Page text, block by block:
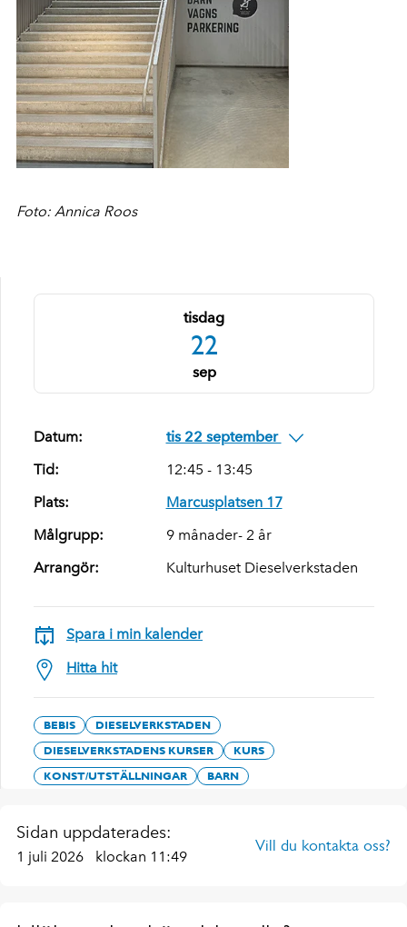
tisdag
22
sep
Datum:
tis 22 september
Tid:
12:45 - 13:45
Plats:
Marcusplatsen 17
Målgrupp:
9 månader- 2 år
Arrangör:
Kulturhuset Dieselverkstaden
Spara i min kalender
Hitta hit
BEBIS
DIESELVERKSTADEN
DIESELVERKSTADENS KURSER
KURS
KONST/UTSTÄLLNINGAR
BARN
Foto: Annica Roos
Sidan uppdaterades:
1 juli 2026 klockan 11:49
Vill du kontakta oss?